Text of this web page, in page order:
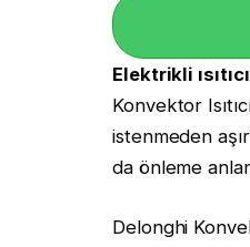
Elektrikli
Konvektor
istenmeden
da önleme
Delonghi